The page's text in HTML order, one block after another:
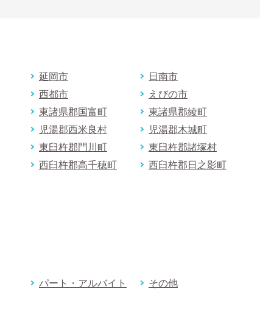
延岡市
日南市
西都市
えびの市
東諸県郡国富町
東諸県郡綾町
児湯郡西米良村
児湯郡木城町
東臼杵郡門川町
東臼杵郡諸塚村
西臼杵郡高千穂町
西臼杵郡日之影町
パート・アルバイト その他